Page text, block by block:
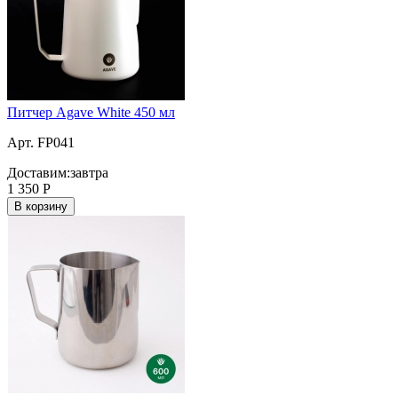
Питчер Agave White 450 мл
Арт. FP041
Доставим:завтра
1 350 Р
В корзину